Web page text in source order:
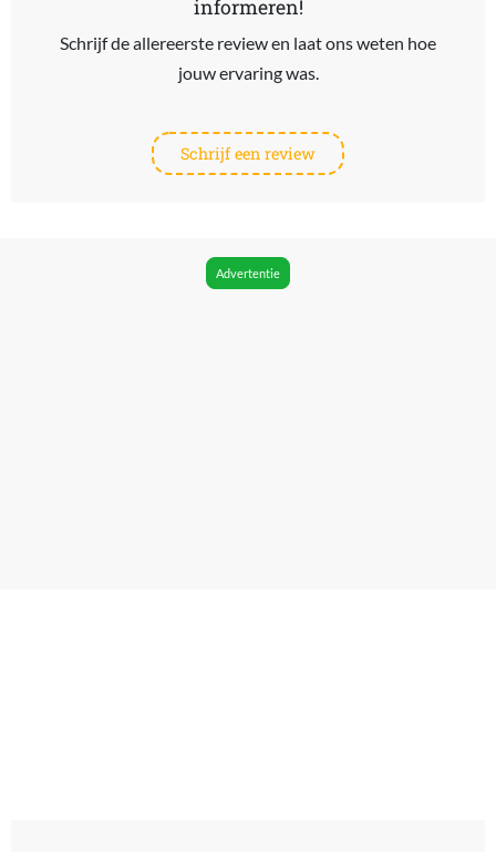
informeren!
Schrijf de allereerste review en laat ons weten hoe
jouw ervaring was.
Schrijf een review
Advertentie